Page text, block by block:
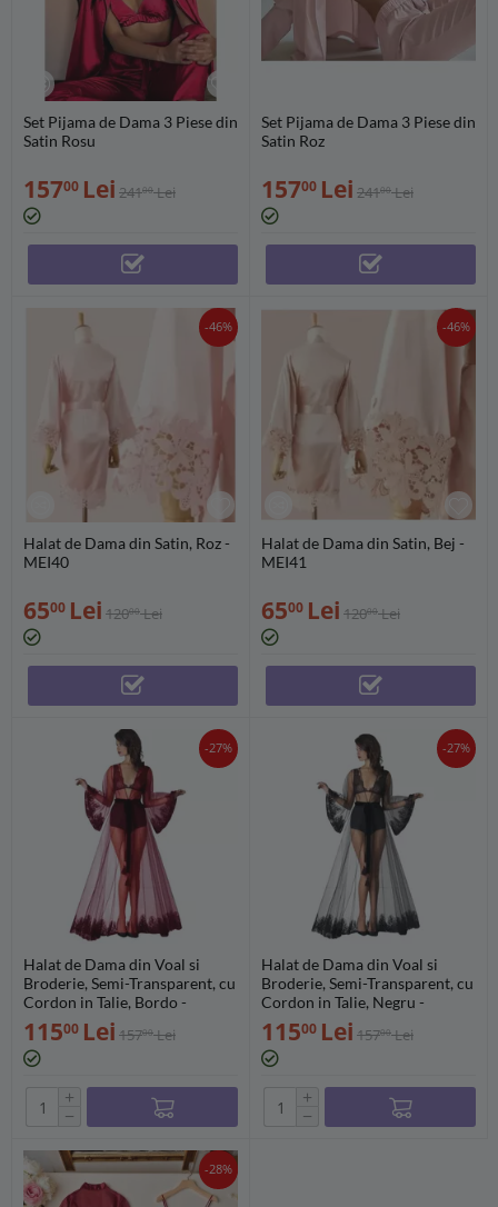
Set Pijama de Dama 3 Piese din
Satin Rosu
15700 Lei 24100 Lei
Set Pijama de Dama 3 Piese din
Satin Roz
15700 Lei 24100 Lei
-46%
Halat de Dama din Satin, Roz -
MEI40
6500 Lei 12000 Lei
-46%
Halat de Dama din Satin, Bej -
MEI41
6500 Lei 12000 Lei
-27%
Halat de Dama din Voal si
Broderie, Semi-Transparent, cu
Cordon in Talie, Bordo -
MEI154
11500 Lei 15700 Lei
+
−
-27%
Halat de Dama din Voal si
Broderie, Semi-Transparent, cu
Cordon in Talie, Negru -
MEI155
11500 Lei 15700 Lei
+
−
-28%